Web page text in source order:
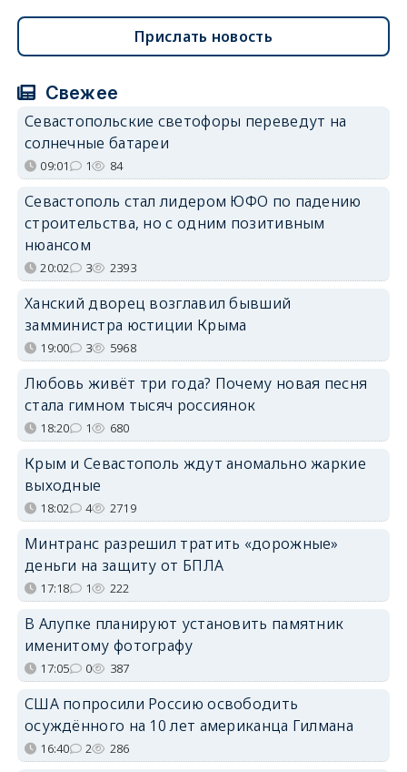
Прислать новость
Свежее
Севастопольские светофоры переведут на
солнечные батареи
09:01 1 84
Севастополь стал лидером ЮФО по падению
строительства, но с одним позитивным
нюансом
20:02 3 2393
Ханский дворец возглавил бывший
замминистра юстиции Крыма
19:00 3 5968
Любовь живёт три года? Почему новая песня
стала гимном тысяч россиянок
18:20 1 680
Крым и Севастополь ждут аномально жаркие
выходные
18:02 4 2719
Минтранс разрешил тратить «дорожные»
деньги на защиту от БПЛА
17:18 1 222
В Алупке планируют установить памятник
именитому фотографу
17:05 0 387
США попросили Россию освободить
осуждённого на 10 лет американца Гилмана
16:40 2 286